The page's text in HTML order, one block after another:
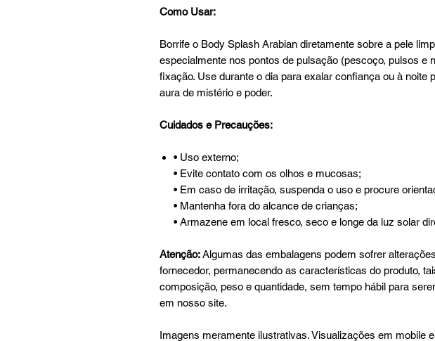
Como Usar:
Borrife o Body Splash Arabian diretamente sobre a pele
especialmente nos pontos de pulsação (pescoço, pulsos e
fixação. Use durante o dia para exalar confiança ou à noite
aura de mistério e poder.
Cuidados e Precauções:
• Uso externo;
• Evite contato com os olhos e mucosas;
• Em caso de irritação, suspenda o uso e procure
• Mantenha fora do alcance de crianças;
• Armazene em local fresco, seco e longe da luz solar
Atenção:Algumas das embalagens podem sofrer
fornecedor, permanecendo as características do produto,
composição, peso e quantidade, sem tempo hábil para
em nosso site.
Imagens meramente ilustrativas. Visualizações em mobile